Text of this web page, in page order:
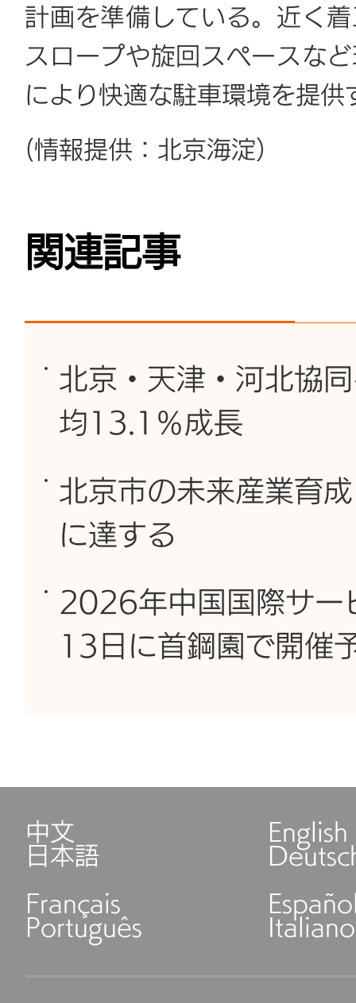
計画を準備している。近く
スロープや旋回スペースな
により快適な駐車環境を提供
(情報提供：北京海淀）
関連記事
北京・天津・河北協
均13.1％成長
北京市の未来産業育
に達する
2026年中国国際サー
13日に首鋼園で開催
中文 English
日本語
Français
Português Italiano